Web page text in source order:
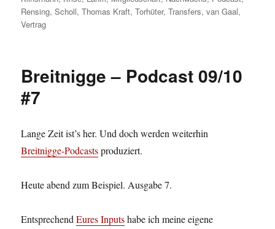
Rensing,Scholl,Thomas Kraft,Torhüter,Transfers,van Gaal,
Vertrag
Breitnigge – Podcast 09/10
#7
Lange Zeit ist’s her. Und doch werden weiterhin
Breitnigge-Podcastsproduziert.
Heute abend zum Beispiel. Ausgabe 7.
EntsprechendEures Inputshabe ich meine eigene